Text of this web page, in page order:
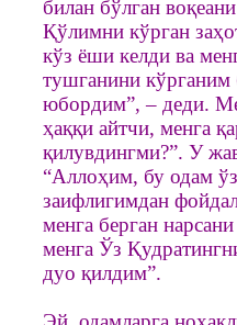
билан бўлган
Қўлимни кўрган
кўз ёши келди ва
тушганини кўрганим
юбордим”, – деди.
ҳаққи айтчи, менга
қилувдингми?”. У
“Аллоҳим, бу одам
заифлигимдан
менга берган
менга Ўз
дуо қилдим”.